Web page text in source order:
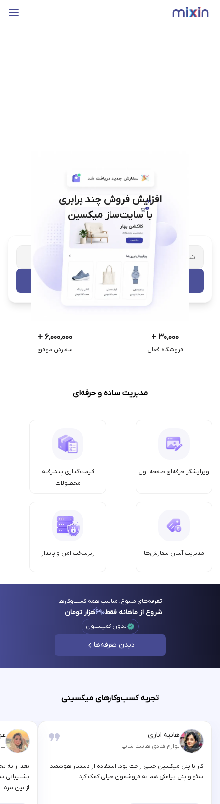
افزایش فروش چند برابری
با سایت‌ساز میکسین
شریک تجاری ترب با پشتیبانی اختصاصی
تست رایگان
۳۰٬۰۰۰ +
فروشگاه فعال
۶٬۰۰۰٬۰۰۰ +
سفارش موفق
مدیریت ساده و حرفه‌ای
ویرایشگر حرفه‌ای صفحه اول
قیمت‌گذاری پیشرفته
محصولات
مدیریت آسان سفارش‌ها زیرساخت امن‌ و پایدار
تعرفه‌های متنوع، مناسب همه کسب‌وکارها
شروع از ماهانه فقط۶۹۰هزار تومان
بدون کمیسیون
دیدن تعرفه‌ها
تجربه کسب‌وکارهای میکسینی
هانیه اناری
لوازم قنادی هانیتا شاپ
کار با پنل میکسین خیلی راحت بود. استفاده از دستیار هوشمند
سئو و پنل پیامکی هم به فروشمون خیلی کمک کرد.
بعد از یه
پشتیبانی
از بین ببره.